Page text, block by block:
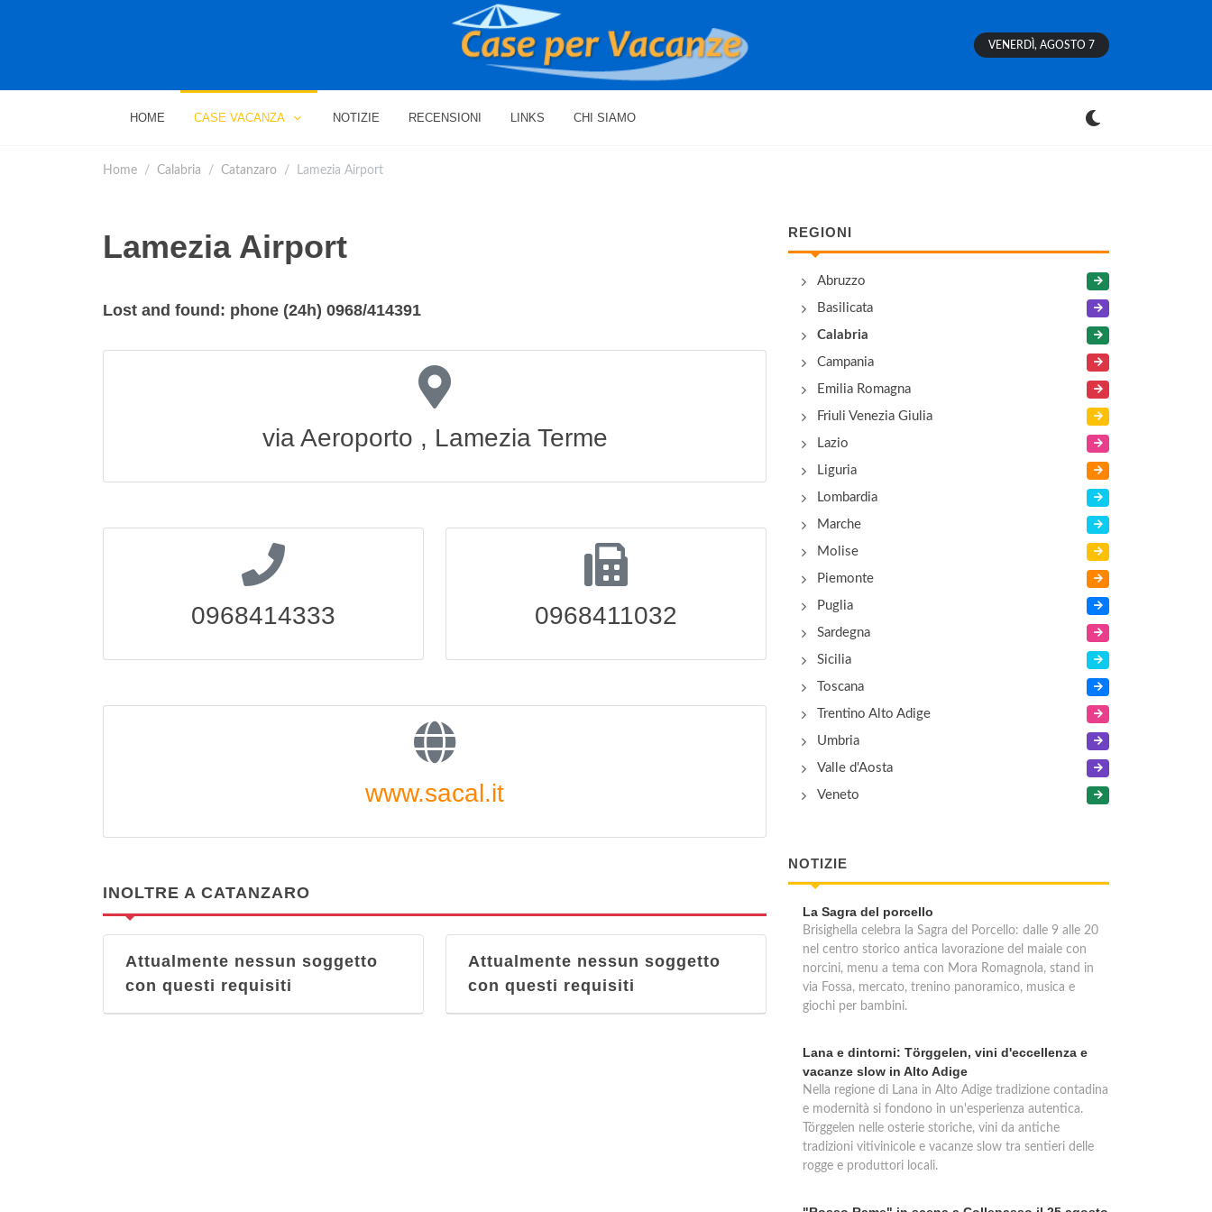
VENERDÌ, AGOSTO 7
HOME CASE VACANZA NOTIZIE RECENSIONI LINKS CHI SIAMO
Home Calabria Catanzaro Lamezia Airport
Lamezia Airport
Lost and found: phone (24h) 0968/414391
via Aeroporto , Lamezia Terme
0968414333 0968411032
www.sacal.it
INOLTRE A CATANZARO
Attualmente nessun soggetto
con questi requisiti
Attualmente nessun soggetto
con questi requisiti
REGIONI
Abruzzo
Basilicata
Calabria
Campania
Emilia Romagna
Friuli Venezia Giulia
Lazio
Liguria
Lombardia
Marche
Molise
Piemonte
Puglia
Sardegna
Sicilia
Toscana
Trentino Alto Adige
Umbria
Valle d'Aosta
Veneto
NOTIZIE
La Sagra del porcello
Brisighella celebra la Sagra del Porcello: dalle 9 alle 20
nel centro storico antica lavorazione del maiale con
norcini, menu a tema con Mora Romagnola, stand in
via Fossa, mercato, trenino panoramico, musica e
giochi per bambini.
Lana e dintorni: Törggelen, vini d'eccellenza e
vacanze slow in Alto Adige
Nella regione di Lana in Alto Adige tradizione contadina
e modernità si fondono in un'esperienza autentica.
Törggelen nelle osterie storiche, vini da antiche
tradizioni vitivinicole e vacanze slow tra sentieri delle
rogge e produttori locali.